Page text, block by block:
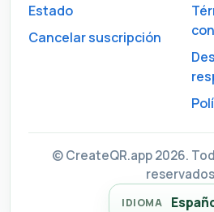
Estado
Cancelar suscripción
© CreateQR.app 2026.
IDIOMA